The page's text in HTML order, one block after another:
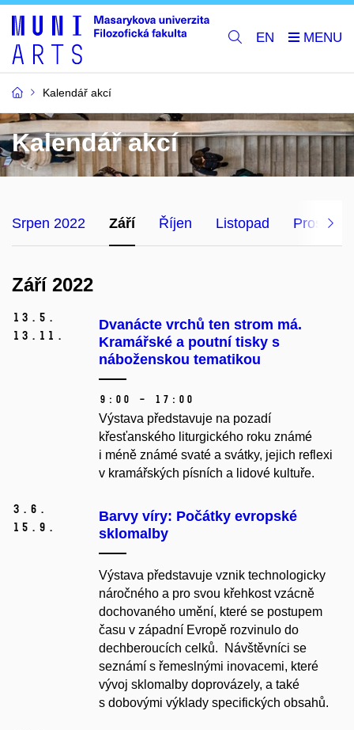
EN
Kalendář akcí
Kalendář akcí
Srpen 2022 Září Říjen Listopad Prosinec
Září 2022
13. 5.
13. 11.
Dvanácte vrchů ten strom má.
Kramářské a poutní tisky s
náboženskou tematikou
9:00 – 17:00
Výstava představuje na pozadí
křesťanského liturgického roku známé
i méně známé svaté a svátky, jejich reflexi
v kramářských písních a lidové kultuře.
3. 6.
15. 9.
Barvy víry: Počátky evropské
sklomalby
Výstava představuje vznik technologicky
náročného a pro svou křehkost vzácně
dochovaného umění, které se postupem
času v západní Evropě rozvinulo do
dechberoucích celků. Návštěvníci se
seznámí s řemeslnými inovacemi, které
vývoj sklomalby doprovázely, a také
s dobovými výklady specifických obsahů.